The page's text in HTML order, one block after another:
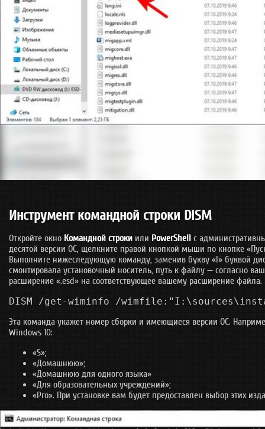
Инструмент командной строки DISM
Откройте окно Командной строки или PowerShell с
десятой версии ОС, щелкните правой кнопкой мыши по кнопке
Выполните нижеследующую команду, заменив букву «I» буквой
смонтировала установочный носитель, путь к файлу — согласно
расширение «.esd» на соответствующее вашему расширение файла.
DISM /get-wiminfo /
Эта команда укажет номер сборки и имеющиеся версии ОС.
Windows 10:
«S»;
«Домашнюю»;
«Домашнюю для одного языка»
«Для образовательных учреждений»;
«Pro». При установке вам будет предоставлен выбор этих